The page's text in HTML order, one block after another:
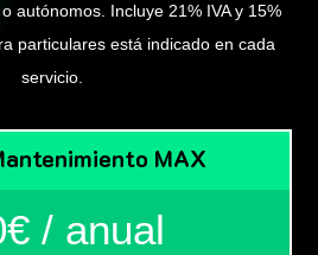
autónomos. Incluye 21% IVA y 15%
particulares está indicado en cada
servicio.
MAX
/ anual